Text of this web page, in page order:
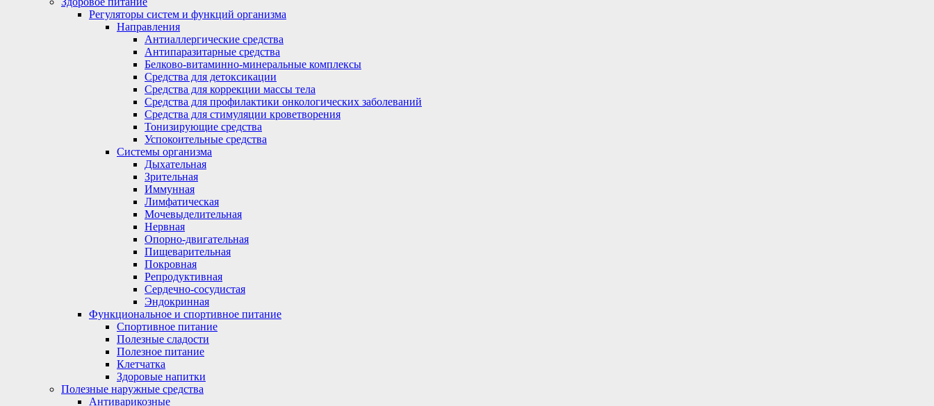
Регуляторы систем и функций организма
Направления
Антиаллергические средства
Антипаразитарные средства
Белково-витаминно-минеральные комплексы
Средства для детоксикации
Средства для коррекции массы тела
Средства для профилактики онкологических заболеваний
Средства для стимуляции кроветворения
Тонизирующие средства
Успокоительные средства
Системы организма
Дыхательная
Зрительная
Иммунная
Лимфатическая
Мочевыделительная
Нервная
Опорно-двигательная
Пищеварительная
Покровная
Репродуктивная
Сердечно-сосудистая
Эндокринная
Функциональное и спортивное питание
Спортивное питание
Полезные сладости
Полезное питание
Клетчатка
Здоровые напитки
Полезные наружные средства
Антиварикозные